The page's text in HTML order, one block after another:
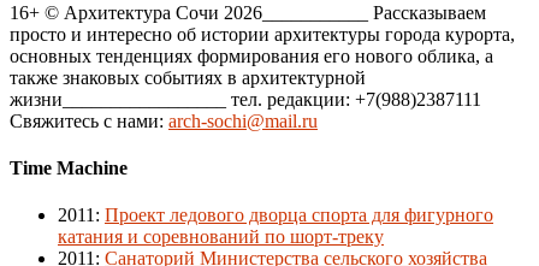
16+ © Архитектура Сочи 2026___________ Рассказываем
просто и интересно об истории архитектуры города курорта,
основных тенденциях формирования его нового облика, а
также знаковых событиях в архитектурной
жизни_________________ тел. редакции: +7(988)2387111
Свяжитесь с нами: arch-sochi@mail.ru
Time Machine
2011 : Проект ледового дворца спорта для фигурного
катания и соревнований по шорт-треку
2011 : Санаторий Министерства сельского хозяйства